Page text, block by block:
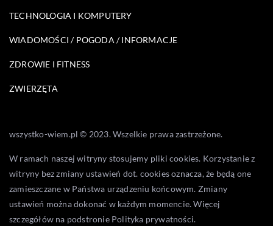
TECHNOLOGIA I KOMPUTERY
WIADOMOŚCI / POGODA / INFORMACJE
ZDROWIE I FITNESS
ZWIERZĘTA
wszystko-wiem.pl © 2023. Wszelkie prawa zastrzeżone.
W ramach naszej witryny stosujemy pliki cookies. Korzystanie z
witryny bez zmiany ustawień dot. cookies oznacza, że będą one
zamieszczane w Państwa urządzeniu końcowym. Zmiany
ustawień można dokonać w każdym momencie. Więcej
szczegółów na podstronie Polityka prywatności.